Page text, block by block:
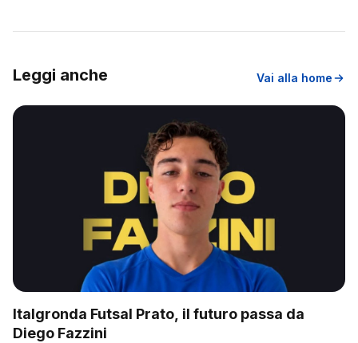
Leggi anche Vai alla home
Italgronda Futsal Prato, il futuro passa da
Diego Fazzini